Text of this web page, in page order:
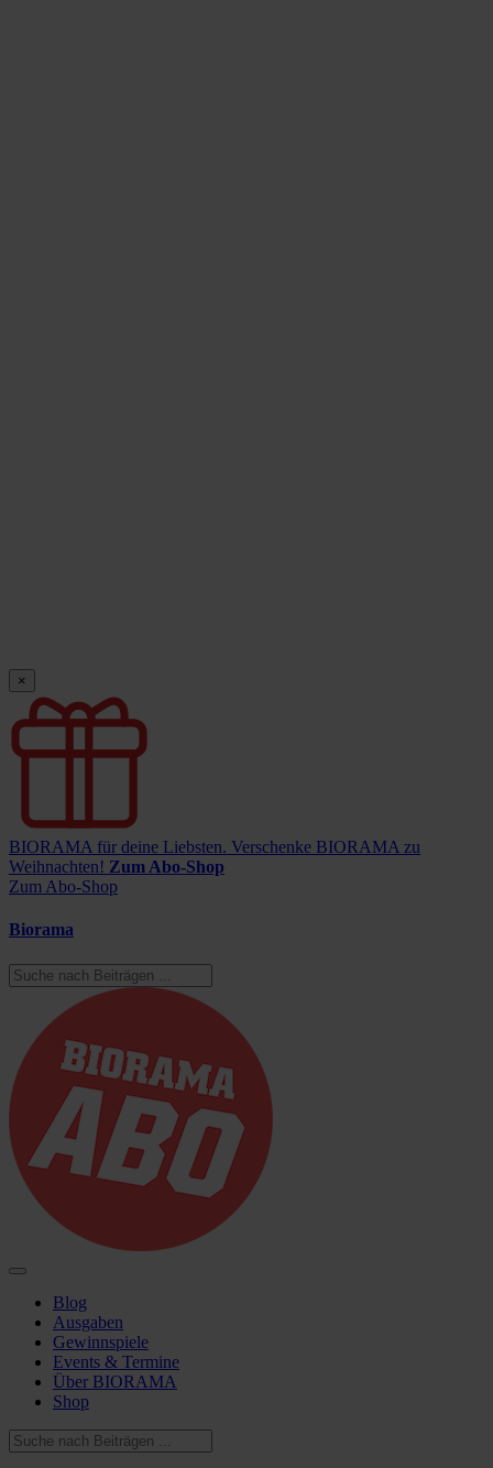
×
BIORAMA für deine Liebsten. Verschenke BIORAMA zu
Weihnachten! Zum Abo-Shop
Zum Abo-Shop
Biorama
Blog
Ausgaben
Gewinnspiele
Events & Termine
Über BIORAMA
Shop